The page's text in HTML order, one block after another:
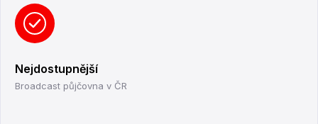
Nejdostupnější
Broadcast půjčovna v ČR